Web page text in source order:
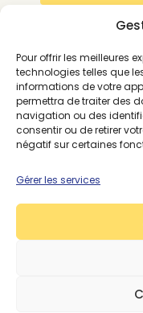
Pour offrir les meilleures
technologies telles que
informations de votre
permettra de traiter des
navigation ou des
consentir ou de retirer
négatif sur certaines
Gérer les services
Compte
Calendrier